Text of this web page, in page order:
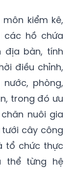
hán, xâm
người dân bị
kiểm kê,
các hồ chứa
địa bàn, tính
điều chỉnh,
phòng,
trong đó ưu
nuôi gia
cây công